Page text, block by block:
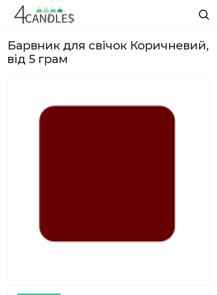
Барвник для свічок Коричневий,
від 5 грам